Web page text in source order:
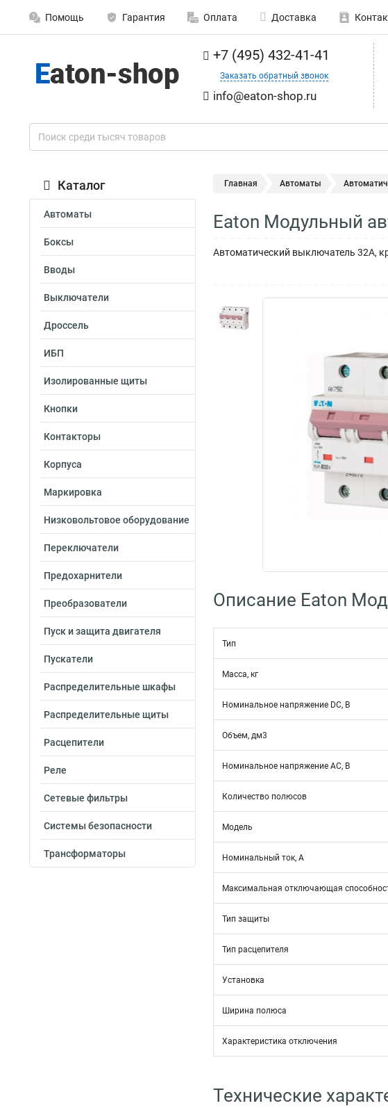
Помощь Гарантия Оплата Доставка
+7 (495) 432-41-41
Заказать обратный звонок
info@eaton-shop.ru
Каталог
Автоматы
Боксы
Вводы
Выключатели
Дроссель
ИБП
Изолированные щиты
Кнопки
Контакторы
Корпуса
Маркировка
Низковольтовое оборудование
Переключатели
Предохарнители
Преобразователи
Пуск и защита двигателя
Пускатели
Распределительные шкафы
Распределительные щиты
Расцепители
Реле
Сетевые фильтры
Системы безопасности
Трансформаторы
Главная Автоматы
Eaton Модульный
Автоматический выключатель 32А,
Описание Eaton
Тип
Масса, кг
Номинальное напряжение DC, В
Объем, дм3
Номинальное напряжение АС, В
Количество полюсов
Модель
Номинальный ток, А
Максимальная отключающая
Тип защиты
Тип расцепителя
Установка
Ширина полюса
Характеристика отключения
Технические